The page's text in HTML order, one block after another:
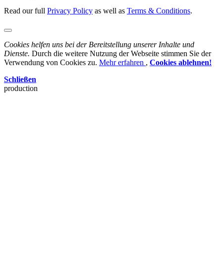
Read our full Privacy Policy as well as Terms & Conditions.
Cookies helfen uns bei der Bereitstellung unserer Inhalte und
Dienste. Durch die weitere Nutzung der Webseite stimmen Sie der
Verwendung von Cookies zu. Mehr erfahren , Cookies ablehnen!
Schließen
production